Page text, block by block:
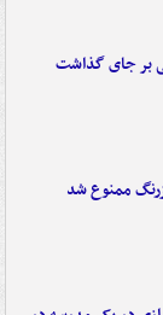
ممنوع شد